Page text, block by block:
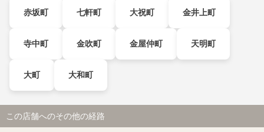
赤坂町 七軒町 大祝町 金井上町
寺中町 金吹町 金屋仲町 天明町
大町 大和町
この店舗へのその他の経路